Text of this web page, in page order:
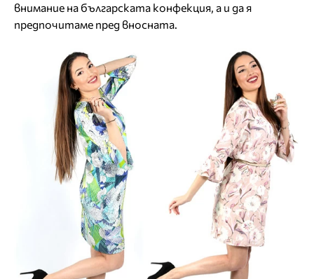
внимание на българската конфекция, а и да я
предпочитаме пред вносната.